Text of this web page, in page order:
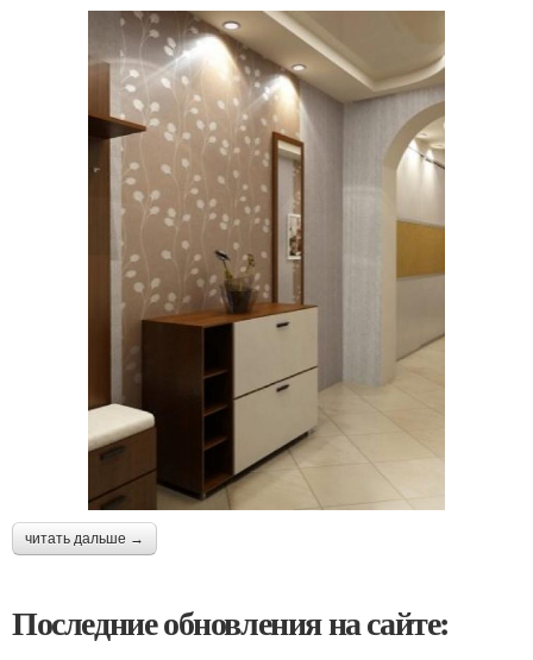
читать дальше →
Последние обновления на сайте: